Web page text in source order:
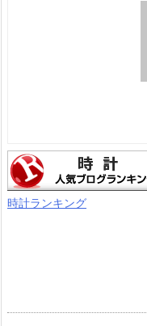
時計ランキング